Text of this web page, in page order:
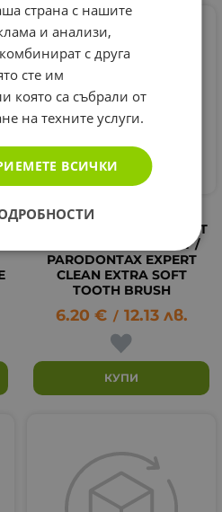
ЧЕТКА ЗА ЗЪБИ
ПАРОДОНТАКС ЕКСПЕРТ
КЛИЙН ЕКСТРА СОФТ /
PARODONTAX EXPERT
CLEAN EXTRA SOFT
TOOTH BRUSH
6.20 € / 12.13 лв.
КУПИ
страна с нашите
и анализи,
с друга
сте им
която са събрали от
на техните услуги.
ВСИЧКИ